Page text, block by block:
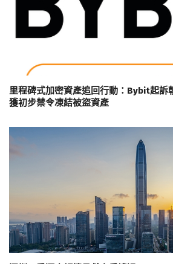
里程碑式加密資產追回行動：Bybit起
獲初步禁令凍結被盜資產